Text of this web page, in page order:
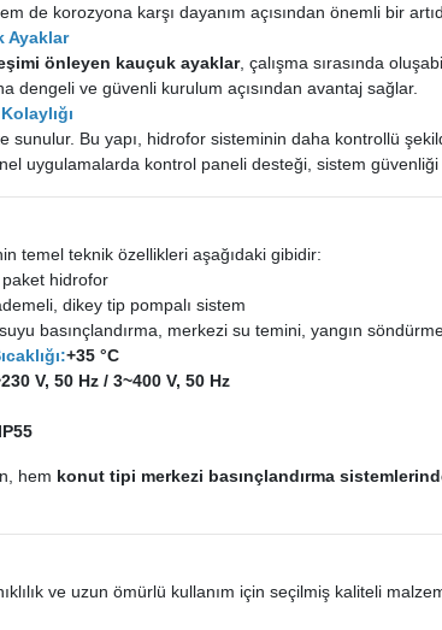
de korozyona karşı dayanım açısından önemli bir
Ayaklar
önleyen kauçuk ayaklar, çalışma sırasında
dengeli ve güvenli kurulum açısından avantaj sağlar.
sunulur. Bu yapı, hidrofor sisteminin daha kontrollü
uygulamalarda kontrol paneli desteği, sistem güvenliği
temel teknik özellikleri aşağıdaki gibidir:
paket hidrofor
dikey tip pompalı sistem
basınçlandırma, merkezi su temini, yangın
+35 °C
V, 50 Hz / 3~400 V, 50 Hz
IP55
hem konut tipi merkezi basınçlandırma
ve uzun ömürlü kullanım için seçilmiş kaliteli